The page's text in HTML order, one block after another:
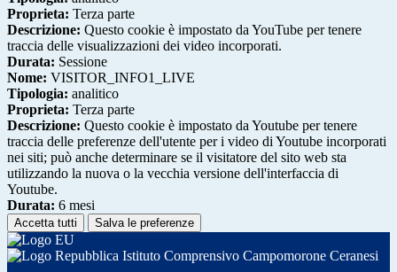
Proprieta: Terza parte
Descrizione: Questo cookie è impostato da YouTube per tenere
traccia delle visualizzazioni dei video incorporati.
Durata: Sessione
Nome: VISITOR_INFO1_LIVE
Tipologia: analitico
Proprieta: Terza parte
Descrizione: Questo cookie è impostato da Youtube per tenere
traccia delle preferenze dell'utente per i video di Youtube incorporati
nei siti; può anche determinare se il visitatore del sito web sta
utilizzando la nuova o la vecchia versione dell'interfaccia di
Youtube.
Durata: 6 mesi
Accetta tutti Salva le preferenze
Istituto Comprensivo Campomorone Ceranesi